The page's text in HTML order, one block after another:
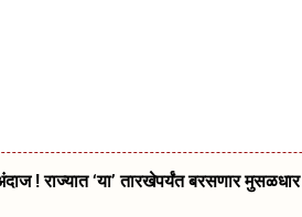
! राज्यात ‘या’ तारखेपर्यंत बरसणार मुसळधार